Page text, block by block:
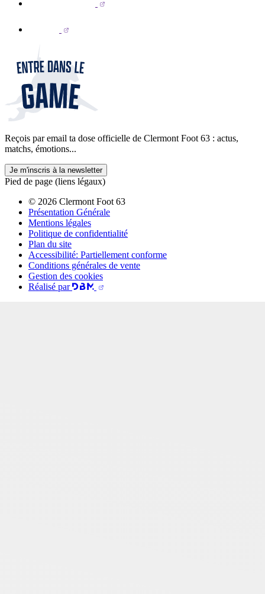
Reçois par email ta dose officielle de Clermont Foot 63 : actus,
matchs, émotions...
Je m'inscris à la newsletter
Pied de page (liens légaux)
© 2026 Clermont Foot 63
Présentation Générale
Mentions légales
Politique de confidentialité
Plan du site
Accessibilité: Partiellement conforme
Conditions générales de vente
Gestion des cookies
Réalisé par